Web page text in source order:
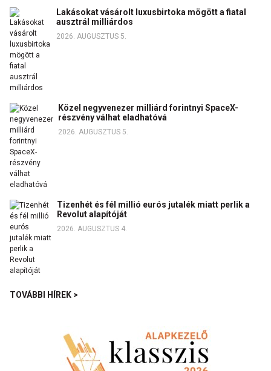
Lakásokat vásárolt luxusbirtoka mögött a fiatal
ausztrál milliárdos
2026. AUGUSZTUS 5.
Közel negyvenezer milliárd forintnyi SpaceX-
részvény válhat eladhatóvá
2026. AUGUSZTUS 5.
Tizenhét és fél millió eurós jutalék miatt perlik a
Revolut alapítóját
2026. AUGUSZTUS 4.
TOVÁBBI HÍREK >